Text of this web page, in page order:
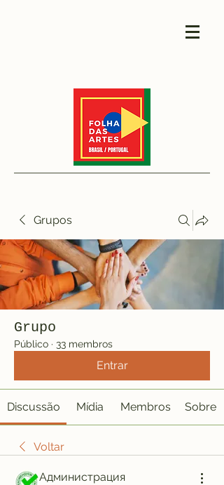
Grupos
Grupo
Público · 33 membros
Entrar
Discussão Mídia Membros Sobre
Voltar
Администрация